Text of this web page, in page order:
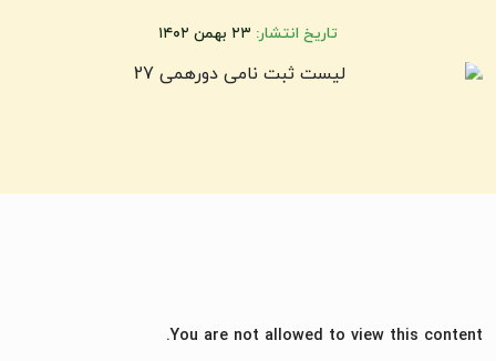
تاریخ انتشار: ۲۳ بهمن ۱۴۰۲
You are not allowed to view this content.